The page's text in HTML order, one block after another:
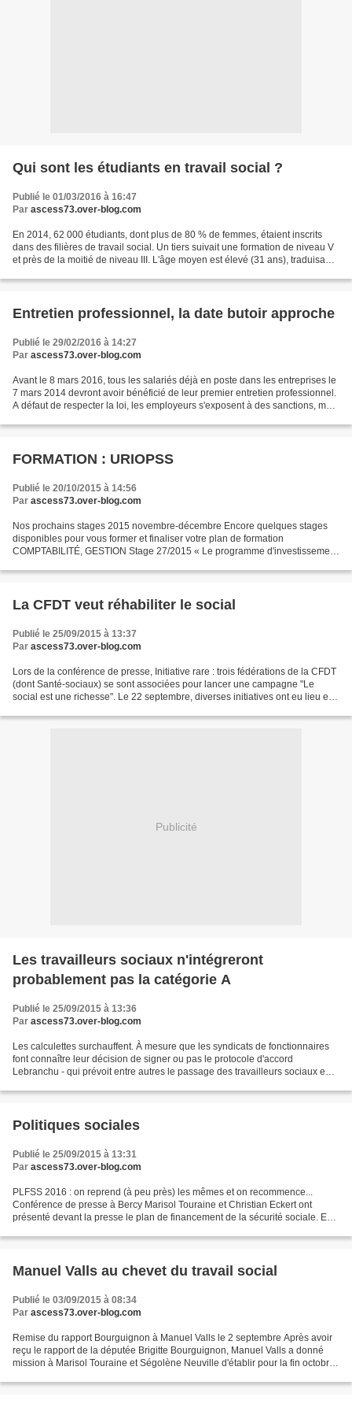
Qui sont les étudiants en travail social ?
Publié le 01/03/2016 à 16:47
Par ascess73.over-blog.com
En 2014, 62 000 étudiants, dont plus de 80 % de femmes, étaient inscrits
dans des filières de travail social. Un tiers suivait une formation de niveau V
et près de la moitié de niveau III. L'âge moyen est élevé (31 ans), traduisant
Entretien professionnel, la date butoir approche
Publié le 29/02/2016 à 14:27
Par ascess73.over-blog.com
Avant le 8 mars 2016, tous les salariés déjà en poste dans les entreprises le
7 mars 2014 devront avoir bénéficié de leur premier entretien professionnel.
A défaut de respecter la loi, les employeurs s'exposent à des sanctions, mais
FORMATION : URIOPSS
Publié le 20/10/2015 à 14:56
Par ascess73.over-blog.com
Nos prochains stages 2015 novembre-décembre Encore quelques stages
disponibles pour vous former et finaliser votre plan de formation
COMPTABILITÉ, GESTION Stage 27/2015 « Le programme d'investissement
La CFDT veut réhabiliter le social
Publié le 25/09/2015 à 13:37
Par ascess73.over-blog.com
Lors de la conférence de presse, Initiative rare : trois fédérations de la CFDT
(dont Santé-sociaux) se sont associées pour lancer une campagne "Le
social est une richesse". Le 22 septembre, diverses initiatives ont eu lieu en
Publicité
Les travailleurs sociaux n'intégreront
probablement pas la catégorie A
Publié le 25/09/2015 à 13:36
Par ascess73.over-blog.com
Les calculettes surchauffent. À mesure que les syndicats de fonctionnaires
font connaître leur décision de signer ou pas le protocole d'accord
Lebranchu - qui prévoit entre autres le passage des travailleurs sociaux en
Politiques sociales
Publié le 25/09/2015 à 13:31
Par ascess73.over-blog.com
PLFSS 2016 : on reprend (à peu près) les mêmes et on recommence...
Conférence de presse à Bercy Marisol Touraine et Christian Eckert ont
présenté devant la presse le plan de financement de la sécurité sociale. En
Manuel Valls au chevet du travail social
Publié le 03/09/2015 à 08:34
Par ascess73.over-blog.com
Remise du rapport Bourguignon à Manuel Valls le 2 septembre Après avoir
reçu le rapport de la députée Brigitte Bourguignon, Manuel Valls a donné
mission à Marisol Touraine et Ségolène Neuville d'établir pour la fin octobre